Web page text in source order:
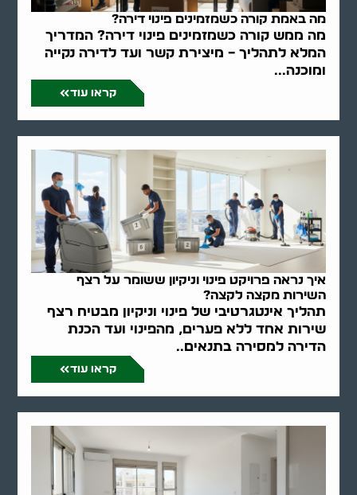
מה באמת קורה כשמזמינים פינוי דירה?
מה ממש קורה כשמזמינים פינוי דירה? המדריך
המלא לתהליך – מיצירת קשר ועד לדירה נקייה
ומוכנה...
קראו עוד
איך נראה פרויקט פינוי וניקיון ששומר על רצף
השירות מקצה לקצה?
תהליך אינטגרטיבי של פינוי וניקיון מבטיח רצף
שירות אחד ללא פערים, מהפינוי ועד הכנת
הדירה למסירה בתנאים..
קראו עוד